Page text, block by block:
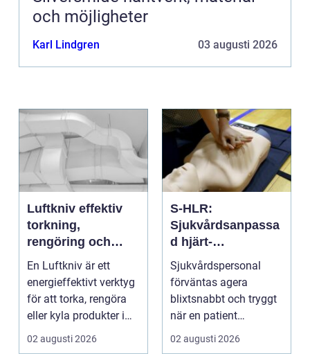
och möjligheter
Karl Lindgren 03 augusti 2026
Luftkniv effektiv
torkning,
rengöring och
kylning i modern
industri
En Luftkniv är ett
energieffektivt verktyg
för att torka, rengöra
eller kyla produkter i
rörelse. Te...
02 augusti 2026
S-HLR:
Sjukvårdsanpassa
d hjärt-
lungräddning som
räddar liv
Sjukvårdspersonal
förväntas agera
blixtsnabbt och tryggt
när en patient
drabbas...
02 augusti 2026